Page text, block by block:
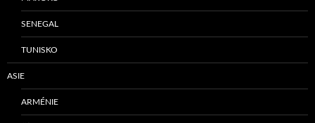
SENEGAL
TUNISKO
ASIE
ARMÉNIE